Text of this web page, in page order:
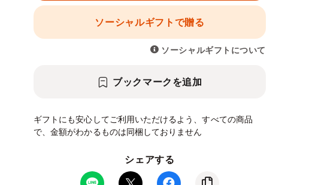
ソーシャルギフトで贈る
ソーシャルギフトについて
ブックマークを追加
ギフトにも安心してご利用いただけるよう、すべての商品
で、金額がわかるものは同梱しておりません
シェアする